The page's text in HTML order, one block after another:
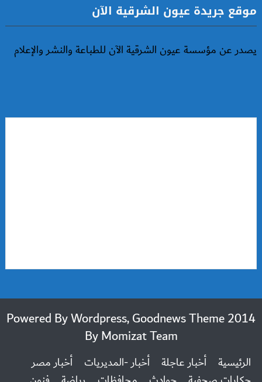
موقع جريدة عيون الشرقية الآن
يصدر عن مؤسسة عيون الشرقية الآن للطباعة والنشر والإعلام
2014 Powered By Wordpress, Goodnews Theme
ByMomizat Team
الرئيسية أخبار عاجلة أخبار -المديريات
أخبار مصر